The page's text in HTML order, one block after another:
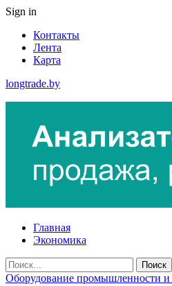
Sign in
Контакты
Лента
Карта
longtrade.by
Главная
Экономика
Оборудование промышленности и